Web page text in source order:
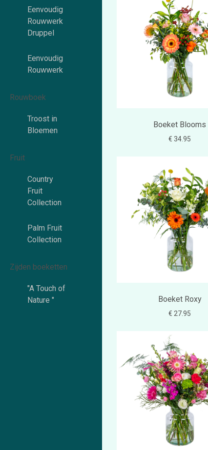
Eenvoudig
Rouwwerk
Druppel
Eenvoudig
Rouwwerk
Rouwboek
Troost in
Bloemen
Fruit
Country
Fruit
Collection
Palm Fruit
Collection
Zijden boeketten
"A Touch of
Nature "
Boeket Blooms
€ 34.95
Boeket Roxy
€ 27.95